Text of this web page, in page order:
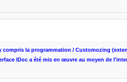
compris la programmation / Customozing (
IDoc a été mis en œuvre au moyen de